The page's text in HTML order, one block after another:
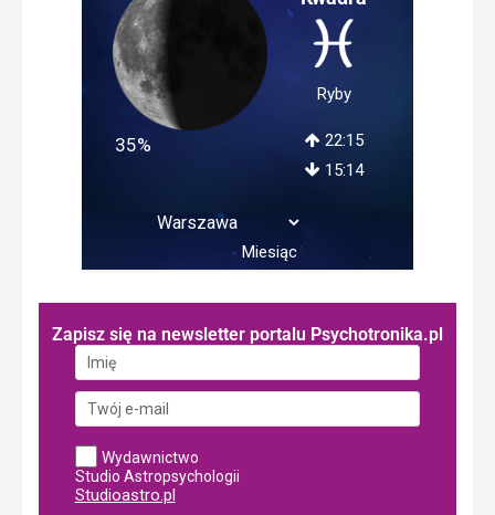
35%
Ryby
22:15
15:14
Miesiąc
Zapisz się na newsletter portalu Psychotronika.pl
Wydawnictwo
Studio Astropsychologii
Studioastro.pl